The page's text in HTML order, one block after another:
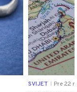
SVIJET Pre 22